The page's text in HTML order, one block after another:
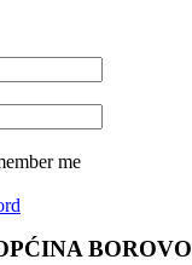
me
BOROVO